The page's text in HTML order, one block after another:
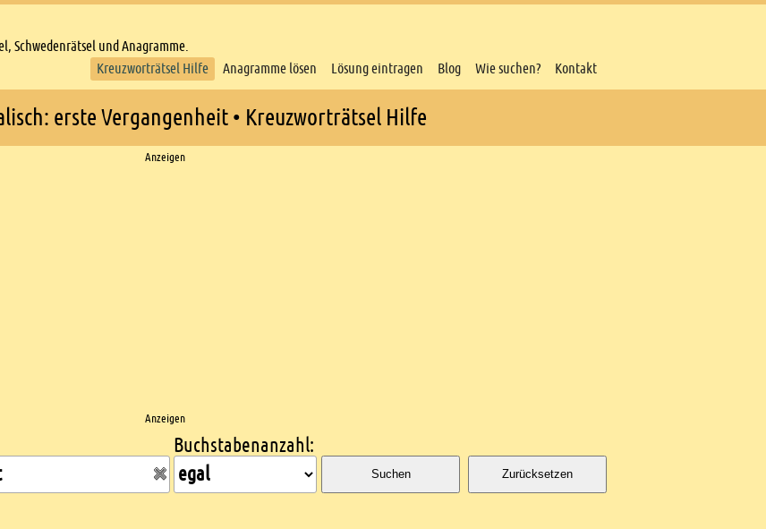
Schwedenrätsel und Anagramme.
Kreuzworträtsel Hilfe
Anagramme lösen Lösung eintragen Blog Wie suchen? Kontakt
erste Vergangenheit • Kreuzworträtsel Hilfe
Anzeigen
Anzeigen
Buchstabenanzahl:
Suchen Zurücksetzen